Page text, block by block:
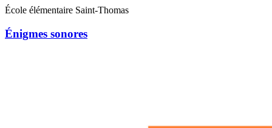
École élémentaire Saint-Thomas
Énigmes sonores